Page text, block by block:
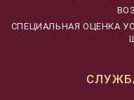
CПЕЦИАЛЬНАЯ ОЦЕНКА